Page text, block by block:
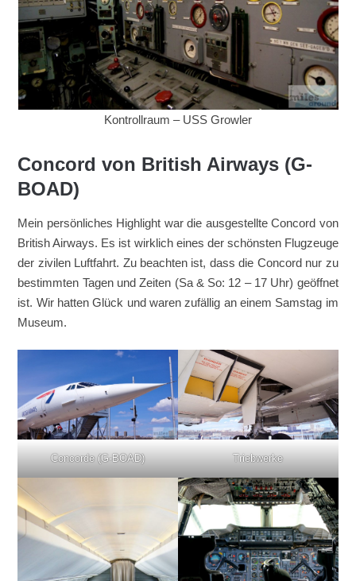
Kontrollraum – USS Growler
Concord von British Airways (G-
BOAD)
Mein persönliches Highlight war die ausgestellte Concord von
British Airways. Es ist wirklich eines der schönsten Flugzeuge
der zivilen Luftfahrt. Zu beachten ist, dass die Concord nur zu
bestimmten Tagen und Zeiten (Sa & So: 12 – 17 Uhr) geöffnet
ist. Wir hatten Glück und waren zufällig an einem Samstag im
Museum.
Concorde (G-BOAD) Triebwerke